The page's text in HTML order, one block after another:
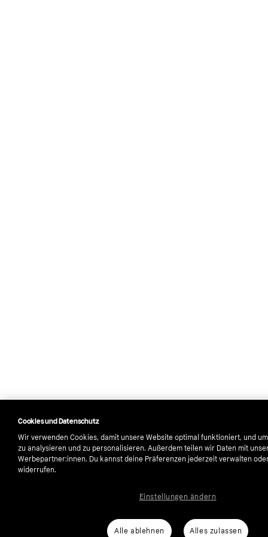
Cookies und Datenschutz
Wir verwenden Cookies, damit unsere Website optimal funktioniert, und
zu analysieren und zu personalisieren. Außerdem teilen wir Daten mit
Werbepartner:innen. Du kannst deine Präferenzen jederzeit verwalten
widerrufen.
Alle ablehnen Alles zulassen
Einstellungen ändern